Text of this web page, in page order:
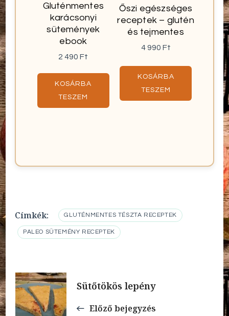
Gluténmentes
karácsonyi
sütemények
ebook
2 490Ft
KOSÁRBA
TESZEM
Őszi egészséges
receptek – glutén
és tejmentes
4 990 Ft
KOSÁRBA
TESZEM
Címkék: GLUTÉNMENTES TÉSZTA RECEPTEK
PALEO SÜTEMÉNY RECEPTEK
Bejegyzések
navigációja
Sütőtökös lepény
Előző bejegyzés